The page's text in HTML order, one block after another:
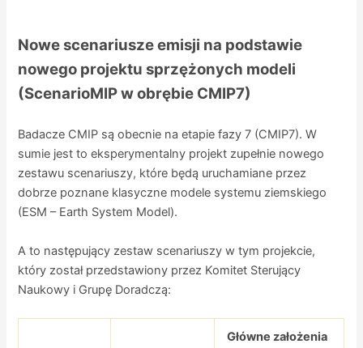
Nowe scenariusze emisji na podstawie
nowego projektu sprzężonych modeli
(ScenarioMIP w obrębie CMIP7)
Badacze CMIP są obecnie na etapie fazy 7 (CMIP7). W
sumie jest to eksperymentalny projekt zupełnie nowego
zestawu scenariuszy, które będą uruchamiane przez
dobrze poznane klasyczne modele systemu ziemskiego
(ESM – Earth System Model).
A to następujący zestaw scenariuszy w tym projekcie,
który został przedstawiony przez Komitet Sterujący
Naukowy i Grupę Doradczą:
Główne założenia